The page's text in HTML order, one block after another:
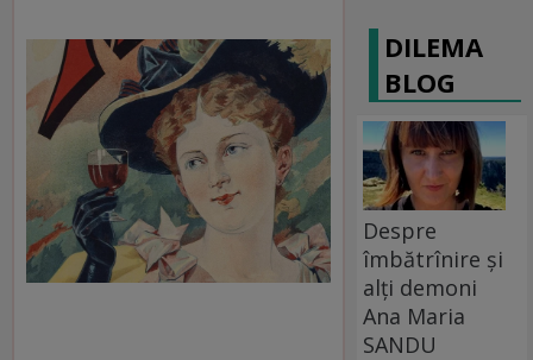
DILEMA
BLOG
Despre
îmbătrînire și
alți demoni
Ana Maria
SANDU